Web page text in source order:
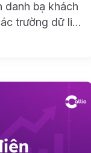
danh bạ khách
trường dữ liệu
trong vòng 10p